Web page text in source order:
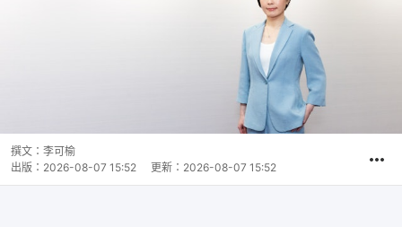
撰文： 李可榆
出版： 2026-08-07 15:52 更新： 2026-08-07 15:52